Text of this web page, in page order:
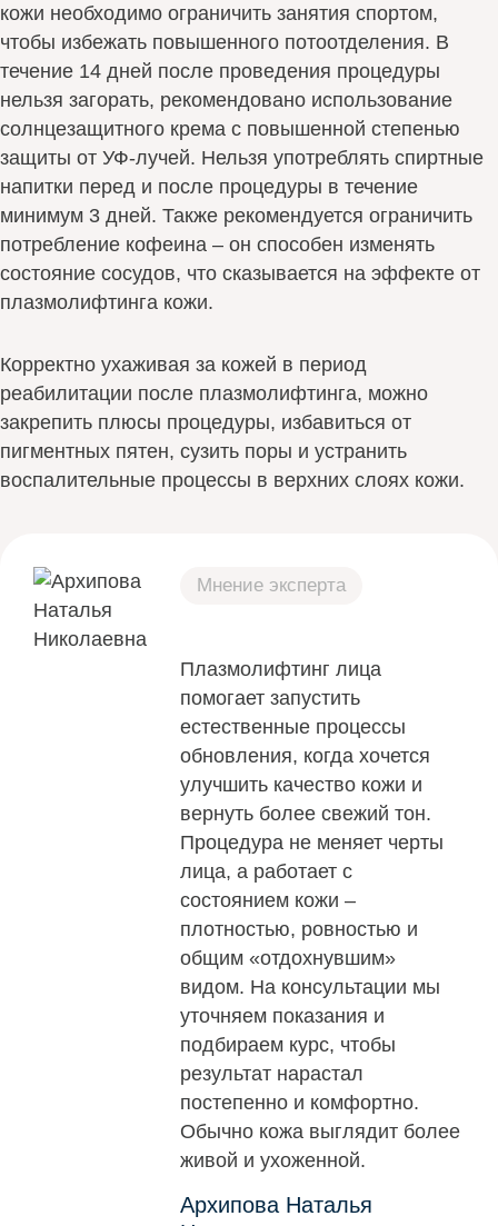
кожи необходимо ограничить занятия спортом,
чтобы избежать повышенного потоотделения. В
течение 14 дней после проведения процедуры
нельзя загорать, рекомендовано использование
солнцезащитного крема с повышенной степенью
защиты от УФ-лучей. Нельзя употреблять спиртные
напитки перед и после процедуры в течение
минимум 3 дней. Также рекомендуется ограничить
потребление кофеина – он способен изменять
состояние сосудов, что сказывается на эффекте от
плазмолифтинга кожи.
Корректно ухаживая за кожей в период
реабилитации после плазмолифтинга, можно
закрепить плюсы процедуры, избавиться от
пигментных пятен, сузить поры и устранить
воспалительные процессы в верхних слоях кожи.
Мнение эксперта
Плазмолифтинг лица
помогает запустить
естественные процессы
обновления, когда хочется
улучшить качество кожи и
вернуть более свежий тон.
Процедура не меняет черты
лица, а работает с
состоянием кожи –
плотностью, ровностью и
общим «отдохнувшим»
видом. На консультации мы
уточняем показания и
подбираем курс, чтобы
результат нарастал
постепенно и комфортно.
Обычно кожа выглядит более
живой и ухоженной.
Архипова Наталья